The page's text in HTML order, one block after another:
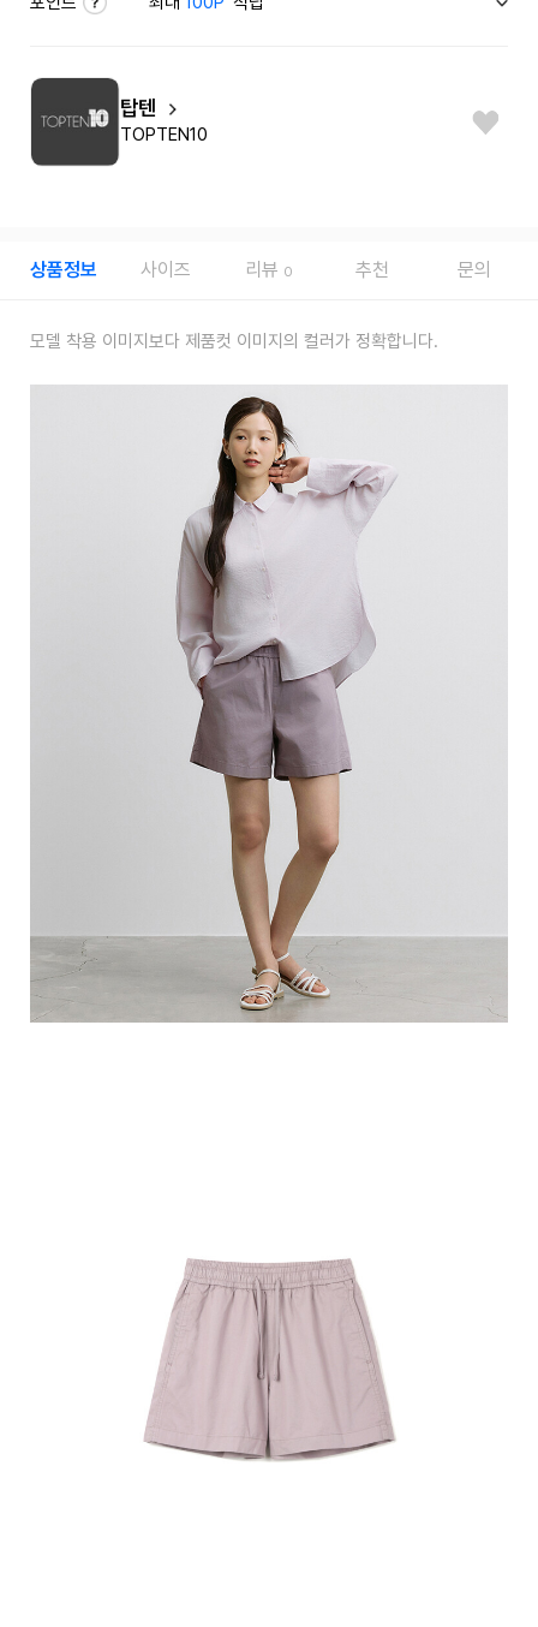
탑텐
TOPTEN10
상품정보 사이즈 리뷰 0 추천 문의
모델 착용 이미지보다 제품컷 이미지의 컬러가 정확합니다.